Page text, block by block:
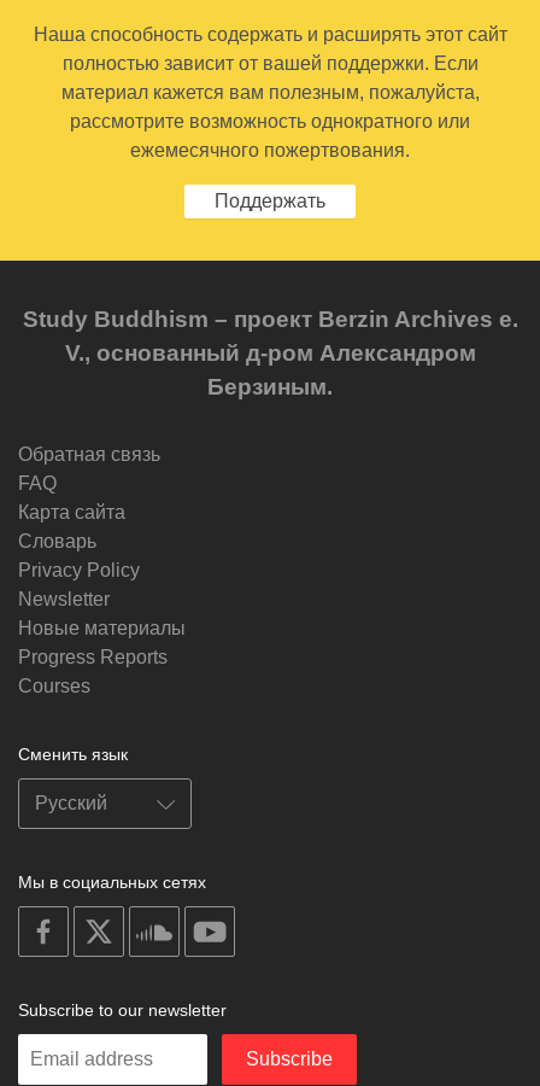
Наша способность содержать и расширять этот сайт
полностью зависит от вашей поддержки. Если
материал кажется вам полезным, пожалуйста,
рассмотрите возможность однократного или
ежемесячного пожертвования.
Поддержать
Study Buddhism – проект Berzin Archives e.
V., основанный д-ром Александром
Берзиным.
Обратная связь
FAQ
Карта сайта
Словарь
Privacy Policy
Newsletter
Новые материалы
Progress Reports
Courses
Сменить язык
Мы в социальных сетях
on
facebook
soundcloud
Subscribe to our newsletter
Enter
Subscribe